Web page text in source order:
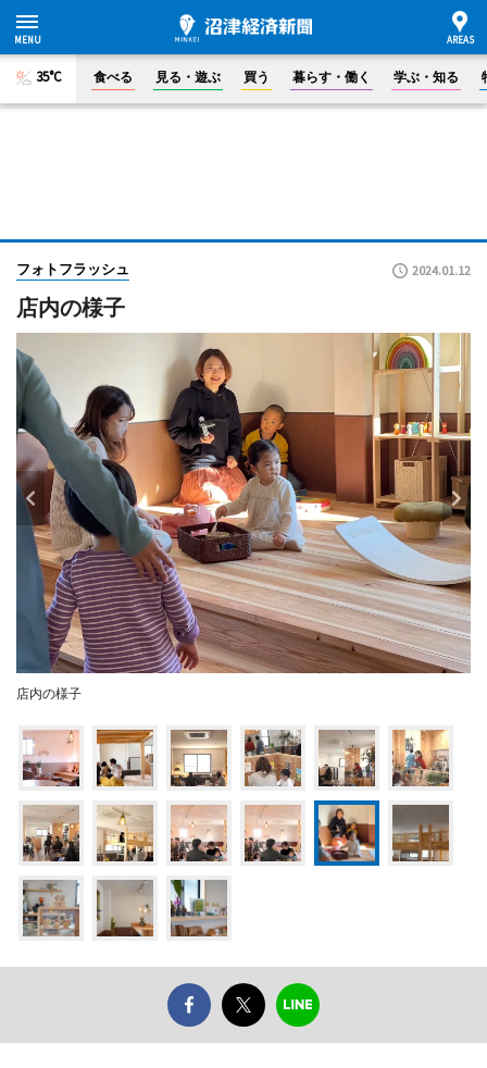
35°C 食べる 見る・遊ぶ 買う 暮らす・働く 学ぶ・知る
フォトフラッシュ 2024.01.12
店内の様子
店内の様子